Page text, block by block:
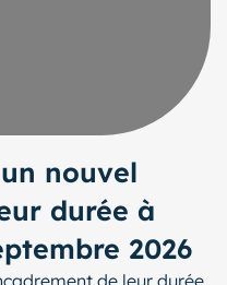
nouvel
durée à
2026
de leur durée